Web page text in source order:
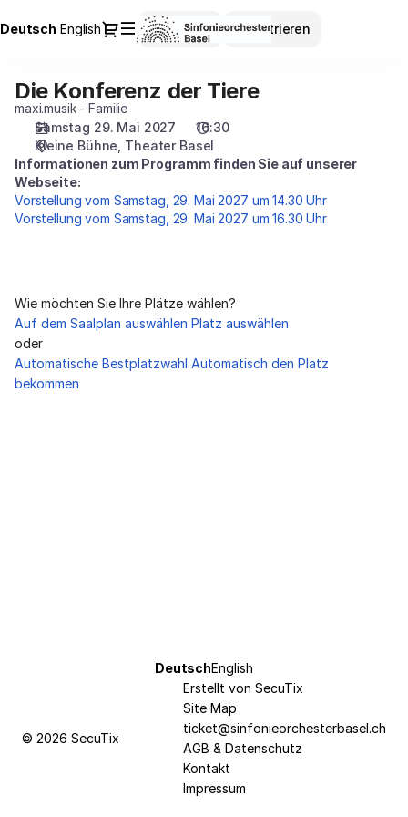
Aktuelle
Deutsch English Dialog
Anmelden Registrieren
[Theater
29.05.2027
Die
Konferenz
der
Die
Konferenz
Tiere
Die Konferenz der Tiere
maxi.musik - Familie
Samstag 29. Mai 2027
16:30
Kleine Bühne Theater Basel
Informationen zum Programm finden Sie auf unserer
Webseite:
Vorstellung vom Samstag, 29. Mai 2027 um 14.30 Uhr
Vorstellung vom Samstag, 29. Mai 2027 um 16.30 Uhr
Wie möchten Sie Ihre Plätze wählen?
Auf dem Saalplan auswählen Platz auswählen
oder
Automatische Bestplatzwahl Automatisch den Platz
bekommen
Aktuelle
Sprache
DeutschEnglish
© 2026 SecuTix
Erstellt von SecuTix
Site Map
ticket@sinfonieorchesterbasel.ch
AGB & Datenschutz
Kontakt
Impressum